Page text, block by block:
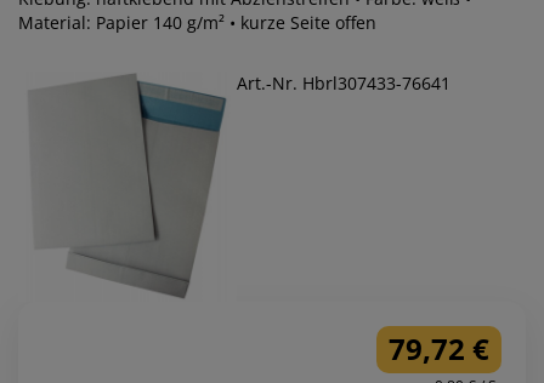
Material: Papier 140 g/m² • kurze Seite offen
Art.-Nr. Hbrl307433-76641
79,72 €